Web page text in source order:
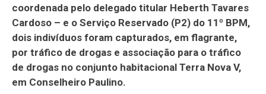
coordenada pelo delegado titular Heberth Tavares
Cardoso – e o Serviço Reservado (P2) do 11º BPM,
dois indivíduos foram capturados, em flagrante,
por tráfico de drogas e associação para o tráfico
de drogas no conjunto habitacional Terra Nova V,
em Conselheiro Paulino.